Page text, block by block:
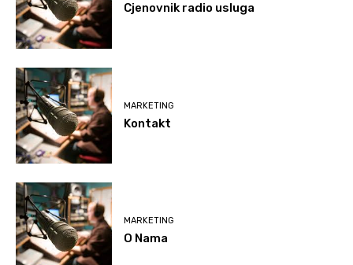
Cjenovnik radio usluga
MARKETING
Kontakt
MARKETING
O Nama